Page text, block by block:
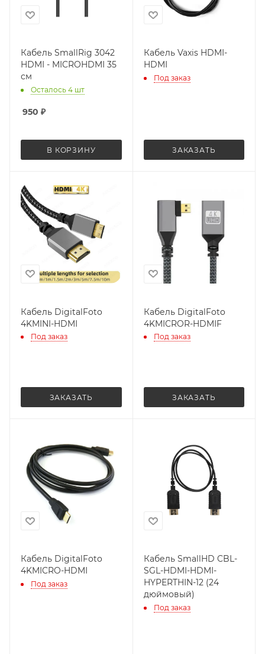
Кабель SmallRig 3042
HDMI - MICROHDMI 35
см
Осталось 4 шт
950 ₽
В КОРЗИНУ
Кабель Vaxis HDMI-
HDMI
Под заказ
ЗАКАЗАТЬ
Кабель DigitalFoto
4KMINI-HDMI
Под заказ
ЗАКАЗАТЬ
Кабель DigitalFoto
4KMICROR-HDMIF
Под заказ
ЗАКАЗАТЬ
Кабель DigitalFoto
4KMICRO-HDMI
Под заказ
Кабель SmallHD CBL-
SGL-HDMI-HDMI-
HYPERTHIN-12 (24
дюймовый)
Под заказ